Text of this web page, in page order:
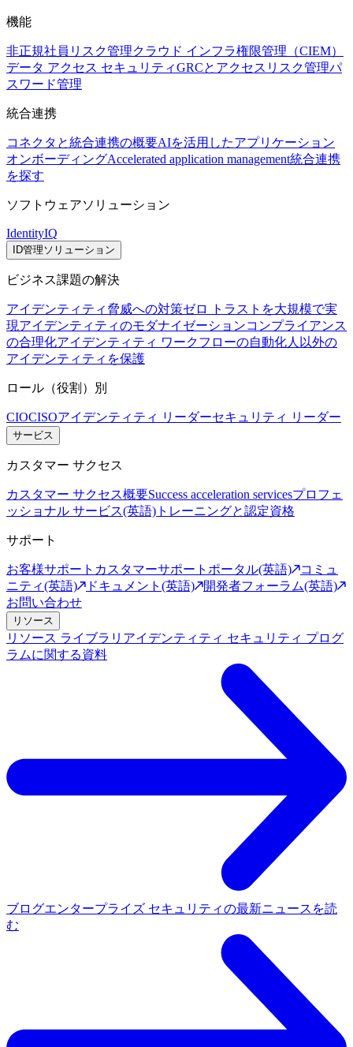
機能
非正規社員リスク管理クラウド インフラ権限管理（CIEM）
データ アクセス セキュリティGRCとアクセスリスク管理パ
スワード管理
統合連携
コネクタと統合連携の概要AIを活用したアプリケーション
オンボーディングAccelerated application management統合連携
を探す
ソフトウェアソリューション
IdentityIQ
ID管理ソリューション
ビジネス課題の解決
アイデンティティ脅威への対策ゼロ トラストを大規模で実
現アイデンティティのモダナイゼーションコンプライアンス
の合理化アイデンティティ ワークフローの自動化人以外の
アイデンティティを保護
ロール（役割）別
CIOCISOアイデンティティ リーダーセキュリティ リーダー
サービス
カスタマー サクセス
カスタマー サクセス概要Success acceleration servicesプロフェ
ッショナル サービス(英語) トレーニングと認定資格
サポート
お客様サポート カスタマーサポートポータル(英語)
コミュ
ニティ(英語)
ドキュメント(英語)
開発者フォーラム(英語)
お問い合わせ
リソース
リソース ライブラリ アイデンティティ セキュリティ プログ
ラムに関する資料
ブログエンタープライズ セキュリティの最新ニュースを読
む